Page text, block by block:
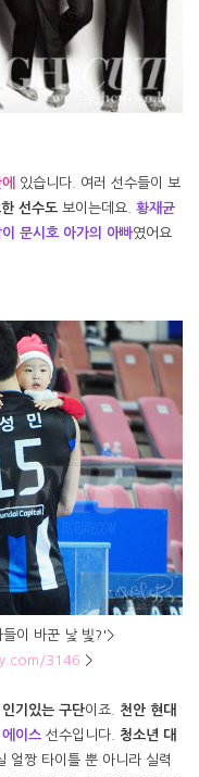
있습니다. 여러 선수들이 보
선수도 보이는데요. 황재균
문시호 아가의 아빠였어요
이 바꾼 낯 빛?'>
3146 >
기있는 구단이죠. 천안 현대
이스 선수입니다. 청소년 대
얼짱 타이틀 뿐 아니라 실력